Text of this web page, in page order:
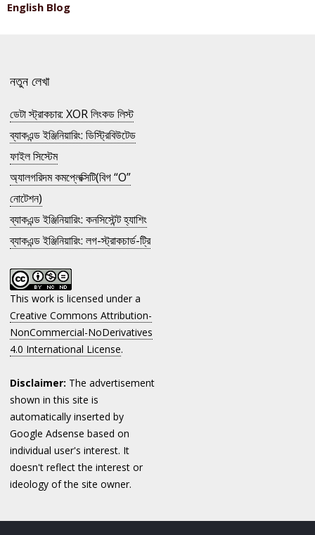
English Blog
নতুন লেখা
ডেটা স্ট্রাকচার: XOR লিংকড লিস্ট
ব্যাকএন্ড ইঞ্জিনিয়ারিং: ডিস্ট্রিবিউটেড
ফাইল সিস্টেম
অ্যালগরিদম কমপ্লেক্সিটি(বিগ “O”
নোটেশন)
ব্যাকএন্ড ইঞ্জিনিয়ারিং: কনসিস্টেন্ট হ্যাশিং
ব্যাকএন্ড ইঞ্জিনিয়ারিং: লগ-স্ট্রাকচার্ড-ট্রি
This work is licensed under a
Creative Commons Attribution-
NonCommercial-NoDerivatives
4.0 International License.
Disclaimer: The advertisement
shown in this site is
automatically inserted by
Google Adsense based on
individual user's interest. It
doesn't reflect the interest or
ideology of the site owner.